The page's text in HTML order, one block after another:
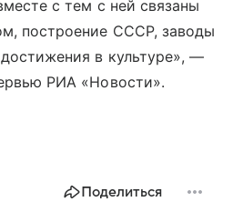
с тем с ней связаны
построение СССР, заводы
в культуре», —
РИА «Новости».
Поделиться